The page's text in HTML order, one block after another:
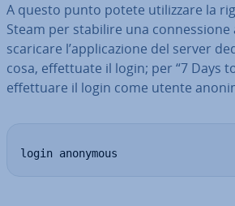
A questo punto potete uti­liz­za­re la
Steam per stabilire una con­nes­sio­ne
scaricare l’ap­pli­ca­zio­ne del server
cosa, ef­fet­tua­te il login; per “7 Days
ef­fet­tua­re il login come utente
login anonymous